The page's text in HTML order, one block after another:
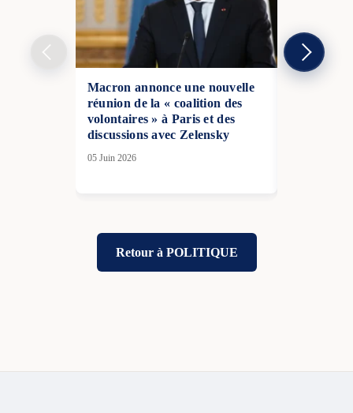
Macron annonce une nouvelle
réunion de la « coalition des
volontaires » à Paris et des
discussions avec Zelensky
05 Juin 2026
Retour à POLITIQUE